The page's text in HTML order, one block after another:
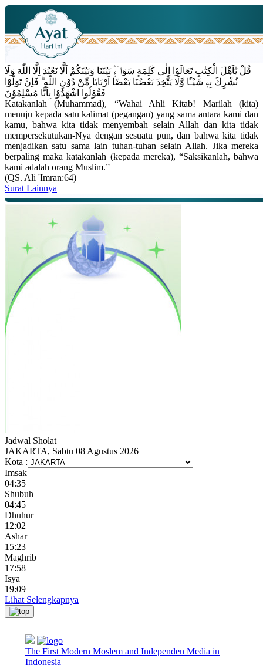
قُلْ يٰٓاَهْلَ الْكِتٰبِ تَعَالَوْا اِلٰى كَلِمَةٍ سَوَاۤءٍۢ بَيْنَنَا وَبَيْنَكُمْ اَلَّا نَعْبُدَ اِلَّا اللّٰهَ وَلَا
نُشْرِكَ بِهٖ شَيْـًٔا وَّلَا يَتَّخِذَ بَعْضُنَا بَعْضًا اَرْبَابًا مِّنْ دُوْنِ اللّٰهِ ۗ فَاِنْ تَوَلَّوْا
فَقُوْلُوا اشْهَدُوْا بِاَنَّا مُسْلِمُوْنَ
Katakanlah (Muhammad), “Wahai Ahli Kitab! Marilah (kita)
menuju kepada satu kalimat (pegangan) yang sama antara kami dan
kamu, bahwa kita tidak menyembah selain Allah dan kita tidak
mempersekutukan-Nya dengan sesuatu pun, dan bahwa kita tidak
menjadikan satu sama lain tuhan-tuhan selain Allah. Jika mereka
berpaling maka katakanlah (kepada mereka), “Saksikanlah, bahwa
kami adalah orang Muslim.”
(QS. Ali 'Imran:64)
Surat Lainnya
Jadwal Sholat
JAKARTA, Sabtu 08 Agustus 2026
Kota :
Imsak
04:35
Shubuh
04:45
Dhuhur
12:02
Ashar
15:23
Maghrib
17:58
Isya
19:09
Lihat Selengkapnya
The First Modern Moslem and Independen Media in
Indonesia